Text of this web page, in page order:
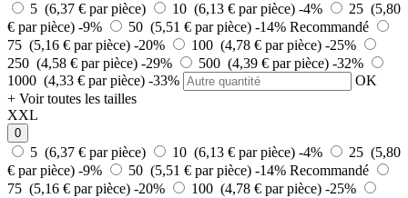
5 (6,37 € par pièce) 10 (6,13 € par pièce) -4%
25 (5,80
€ par pièce) -9% 50 (5,51 € par pièce) -14% Recommandé
75 (5,16 € par pièce) -20% 100 (4,78 € par pièce) -25%
250 (4,58 € par pièce) -29% 500 (4,39 € par pièce) -32%
1000 (4,33 € par pièce) -33%
OK
+ Voir toutes les tailles
XXL
0
5 (6,37 € par pièce) 10 (6,13 € par pièce) -4%
25 (5,80
€ par pièce) -9% 50 (5,51 € par pièce) -14% Recommandé
75 (5,16 € par pièce) -20% 100 (4,78 € par pièce) -25%